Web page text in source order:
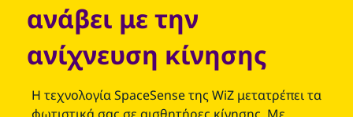
ανάβει με την
ανίχνευση κίνησης
Η τεχνολογία SpaceSense της WiZ μετατρέπει τα